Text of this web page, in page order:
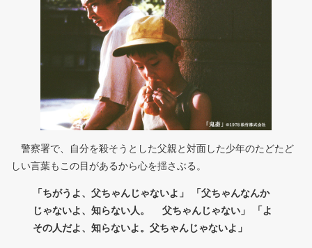
警察署で、自分を殺そうとした父親と対面した少年のたどたど
しい言葉もこの目があるから心を揺さぶる。
「ちがうよ、父ちゃんじゃないよ」 「父ちゃんなんか
じゃないよ、知らない人。 父ちゃんじゃない」 「よ
その人だよ、知らないよ。父ちゃんじゃないよ」